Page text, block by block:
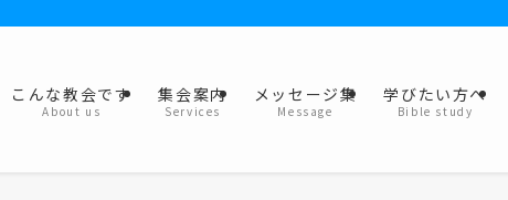
こんな教会です
About us
集会案内
Services
メッセージ集
Message
学びたい方へ
Bible study